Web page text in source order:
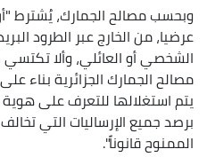
وبحسب مصالح الجمارك، يُشترط "أن
عرضيا، من الخارج عبر الطرود
الشخصي أو العائلي، وألا تكتسي
مصالح الجمارك الجزائرية بناء على
يتم استغلالها للتعرف على هوية
برصد جميع الإرساليات التي
الممنوح قانوناً".